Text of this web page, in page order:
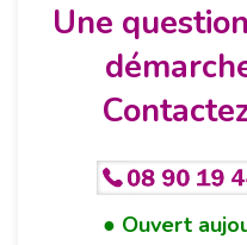
Une
Ouvert